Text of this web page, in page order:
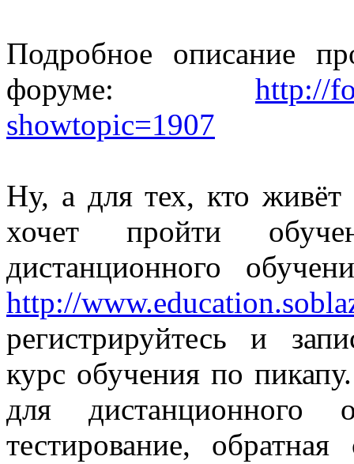
Подробное описание
форуме: http://
showtopic=1907
Ну, а для тех, кто живёт
хочет пройти
дистанционного
http://
регистрируйтесь и
курс обучения по
для дистанционного
тестирование,